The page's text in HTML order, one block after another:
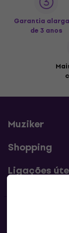
Garantia
de 3 anos
Muziker
Shopping
Ligações